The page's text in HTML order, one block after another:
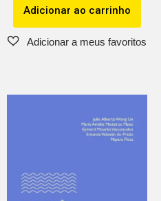
Adicionar ao carrinho